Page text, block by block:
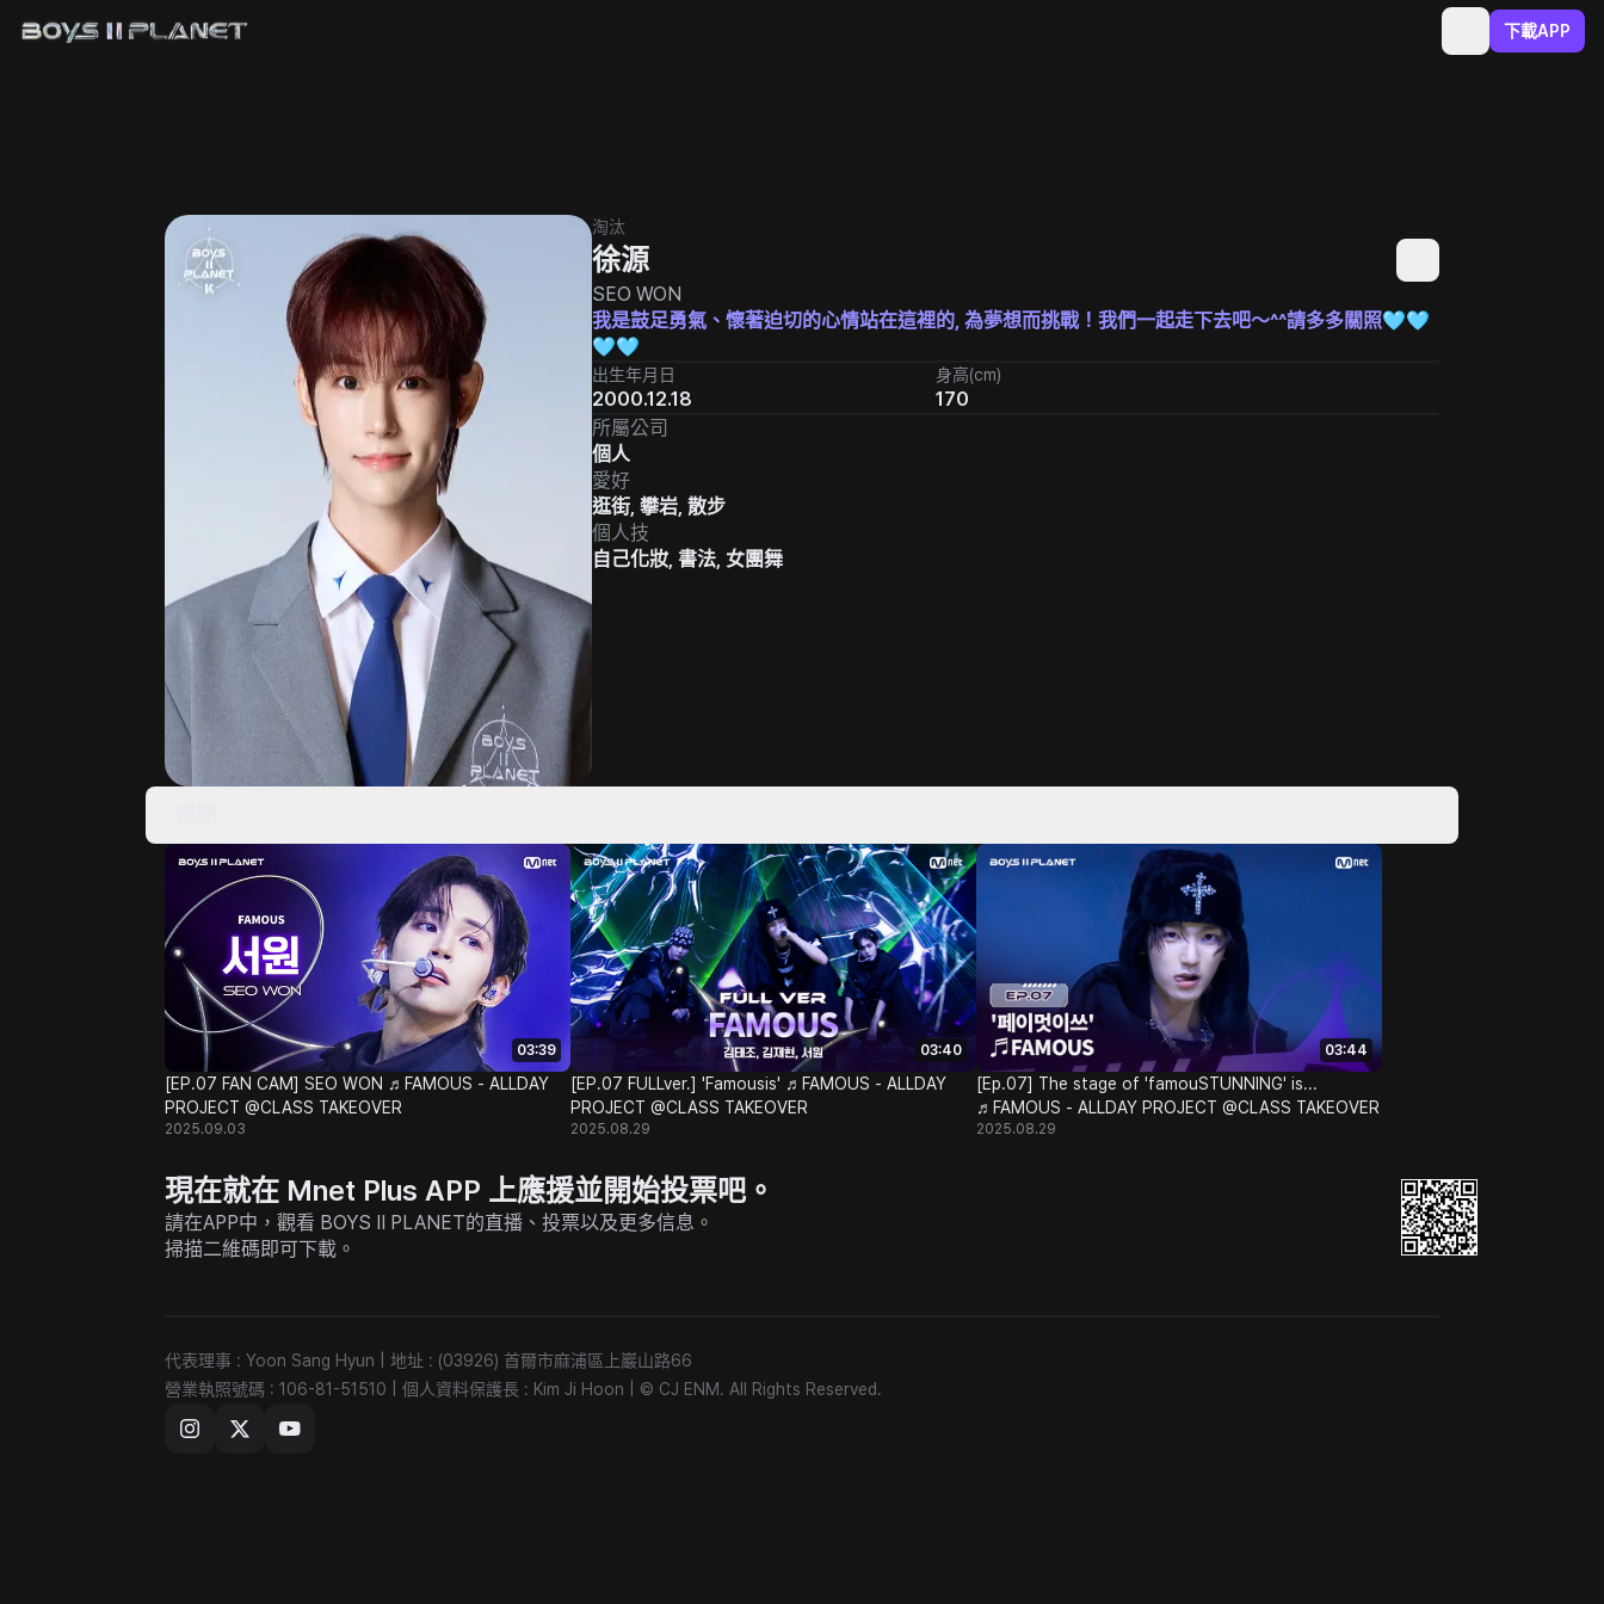
下載APP
淘汰
徐源
SEO WON
我是鼓足勇氣、懷著迫切的心情站在這裡的, 為夢想而挑戰！我們一起走下去吧～^^請多多關照🩵🩵
🩵🩵
出生年月日
2000.12.18
身高(cm)
170
所屬公司
個人
愛好
逛街, 攀岩, 散步
個人技
自己化妝, 書法, 女團舞
03:39
[EP.07 FAN CAM] SEO WON ♬FAMOUS - ALLDAY
PROJECT @CLASS TAKEOVER
2025.09.03
03:40
[EP.07 FULLver.] 'Famousis' ♬FAMOUS - ALLDAY
PROJECT @CLASS TAKEOVER
2025.08.29
03:44
[Ep.07] The stage of 'famouSTUNNING' is...
♬FAMOUS - ALLDAY PROJECT @CLASS TAKEOVER
2025.08.29
現在就在 Mnet Plus APP 上應援並開始投票吧。
請在APP中，觀看 BOYS II PLANET的直播、投票以及更多信息。
掃描二維碼即可下載。
代表理事 : Yoon Sang Hyun
地址 : (03926) 首爾市麻浦區上巖山路66
營業執照號碼 : 106-81-51510
個人資料保護長 : Kim Ji Hoon © CJ ENM. All Rights Reserved.